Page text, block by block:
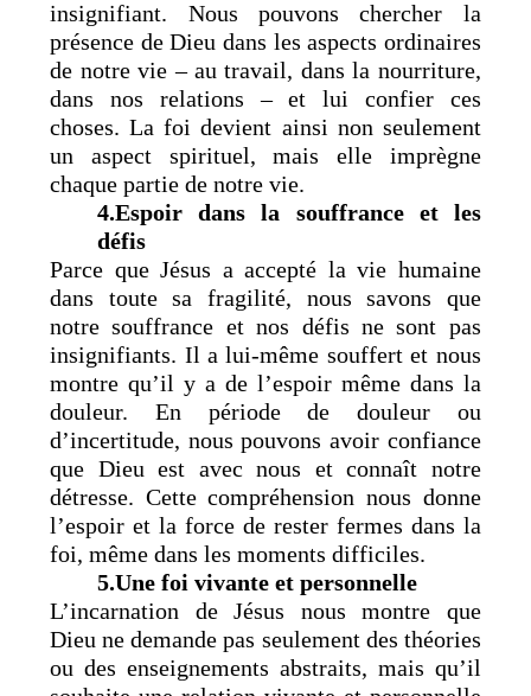
insignifiant. Nous pouvons chercher la
présence de Dieu dans les aspects ordinaires
de notre vie – au travail, dans la nourriture,
dans nos relations – et lui confier ces
choses. La foi devient ainsi non seulement
un aspect spirituel, mais elle imprègne
chaque partie de notre vie.
4.Espoir dans la souffrance et les
défis
Parce que Jésus a accepté la vie humaine
dans toute sa fragilité, nous savons que
notre souffrance et nos défis ne sont pas
insignifiants. Il a lui-même souffert et nous
montre qu’il y a de l’espoir même dans la
douleur. En période de douleur ou
d’incertitude, nous pouvons avoir confiance
que Dieu est avec nous et connaît notre
détresse. Cette compréhension nous donne
l’espoir et la force de rester fermes dans la
foi, même dans les moments difficiles.
5.Une foi vivante et personnelle
L’incarnation de Jésus nous montre que
Dieu ne demande pas seulement des théories
ou des enseignements abstraits, mais qu’il